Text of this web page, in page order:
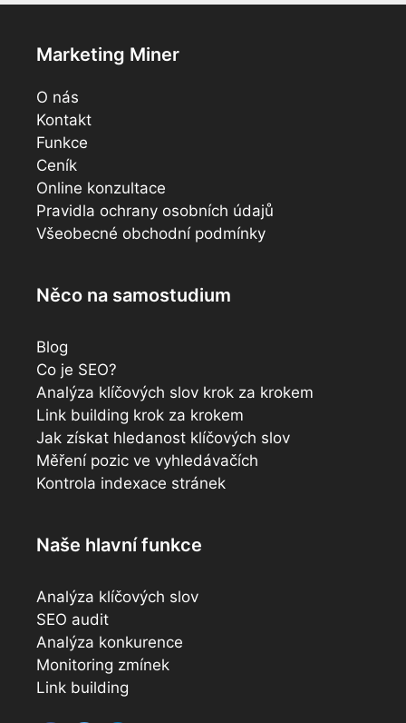
Marketing Miner
O nás
Kontakt
Funkce
Ceník
Online konzultace
Pravidla ochrany osobních údajů
Všeobecné obchodní podmínky
Něco na samostudium
Blog
Co je SEO?
Analýza klíčových slov krok za krokem
Link building krok za krokem
Jak získat hledanost klíčových slov
Měření pozic ve vyhledávačích
Kontrola indexace stránek
Naše hlavní funkce
Analýza klíčových slov
SEO audit
Analýza konkurence
Monitoring zmínek
Link building